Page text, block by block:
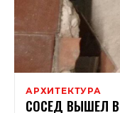
АРХИТЕКТУРА
СОСЕД ВЫШЕЛ